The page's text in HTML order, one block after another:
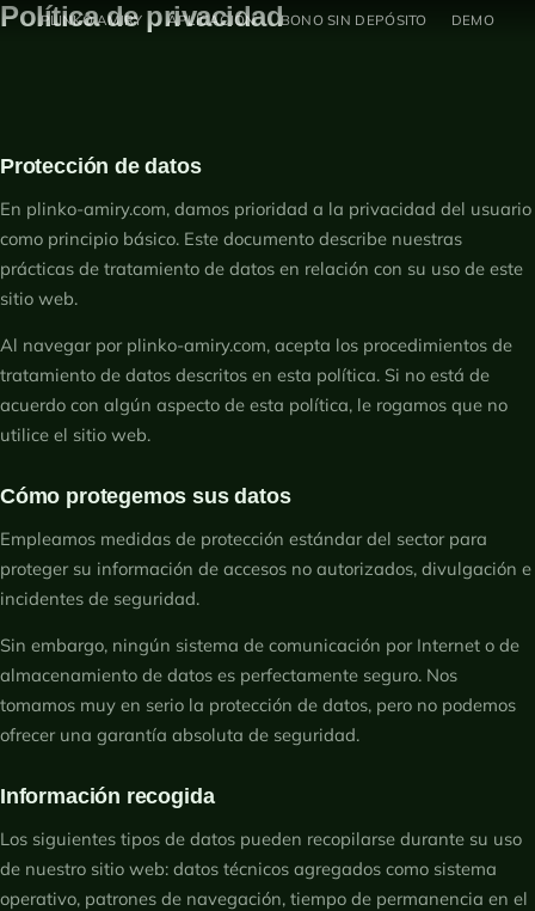
Ir
PLINKO AMIRY APLICACIÓN BONO SIN DEPÓSITO DEMO
Política de privacidad
Protección de datos
En plinko-amiry.com, damos prioridad a la privacidad del usuario
como principio básico. Este documento describe nuestras
prácticas de tratamiento de datos en relación con su uso de este
sitio web.
Al navegar por plinko-amiry.com, acepta los procedimientos de
tratamiento de datos descritos en esta política. Si no está de
acuerdo con algún aspecto de esta política, le rogamos que no
utilice el sitio web.
Cómo protegemos sus datos
Empleamos medidas de protección estándar del sector para
proteger su información de accesos no autorizados, divulgación e
incidentes de seguridad.
Sin embargo, ningún sistema de comunicación por Internet o de
almacenamiento de datos es perfectamente seguro. Nos
tomamos muy en serio la protección de datos, pero no podemos
ofrecer una garantía absoluta de seguridad.
Información recogida
Los siguientes tipos de datos pueden recopilarse durante su uso
de nuestro sitio web: datos técnicos agregados como sistema
operativo, patrones de navegación, tiempo de permanencia en el